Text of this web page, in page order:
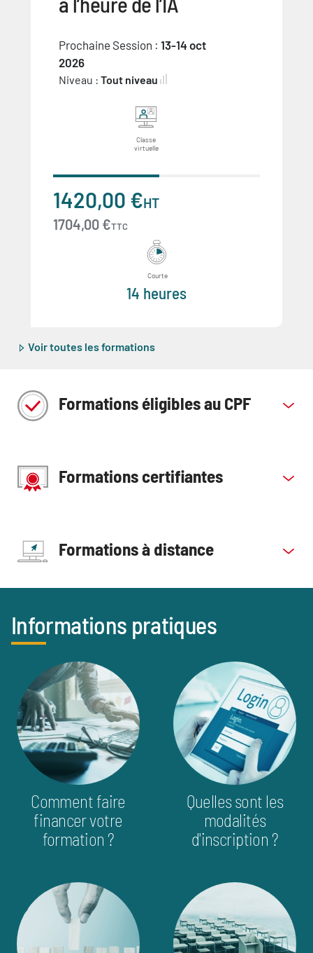
Prochaine Session : 13-14 oct
2026
Niveau : Tout niveau
Classe
virtuelle
1420,00 €HT
1704,00 €TTC
Courte
14 heures
Voir toutes les formations
Formations éligibles au CPF
Formations certifiantes
Formations à distance
Titre
Informations pratiques
info_pratique
image
Comment faire
financer votre
formation ?
image
Quelles sont les
modalités
d'inscription ?
image image